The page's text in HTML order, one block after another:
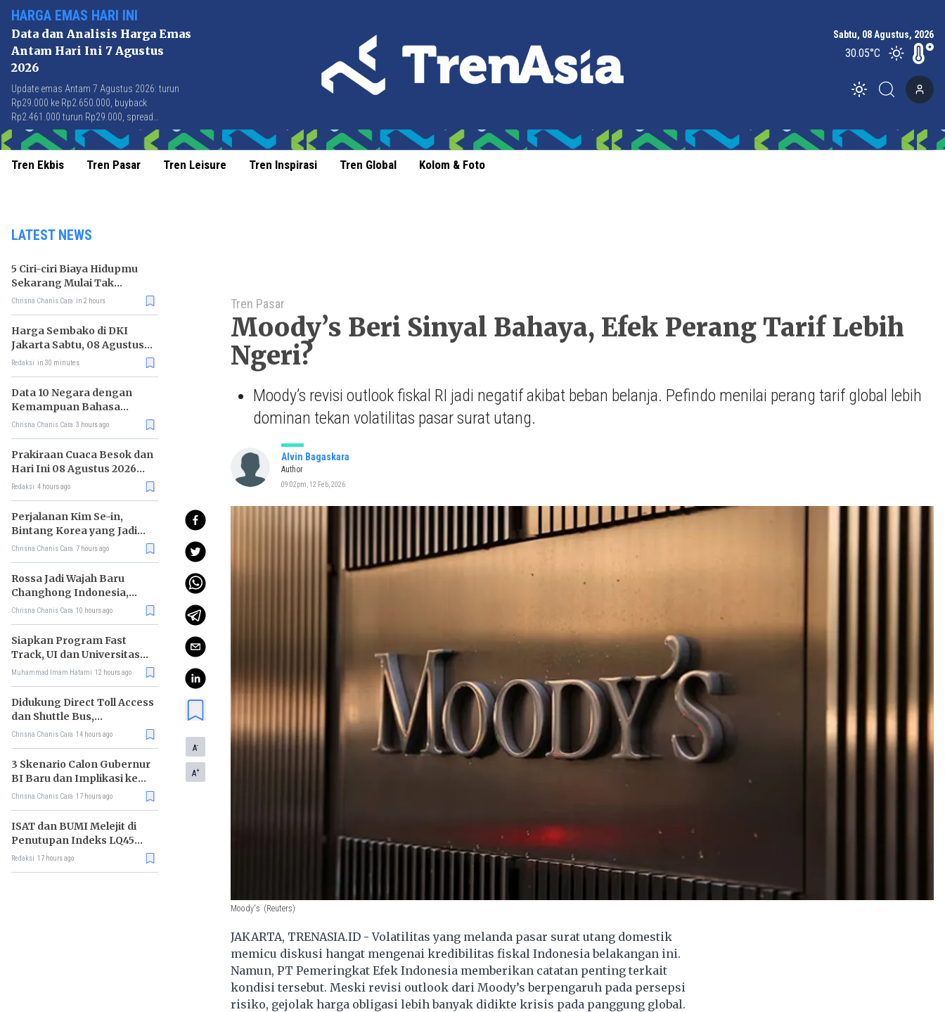
HARGA EMAS HARI INI
Data dan Analisis Harga Emas
Antam Hari Ini 7 Agustus
2026
Update emas Antam 7 Agustus 2026: turun
Rp29.000 ke Rp2.650.000, buyback
Rp2.461.000 turun Rp29.000, spread
Rp189.000 stabil di level terbaik sejak April
2026.
Sabtu, 08 Agustus, 2026
30.05°C
Toggle theme
Tren Ekbis Tren Pasar Tren Leisure Tren Inspirasi Tren Global Kolom & Foto
LATEST NEWS
5 Ciri-ciri Biaya Hidupmu
Sekarang Mulai Tak
Terkendali
Chrisna Chanis Cara in 2 hours
Harga Sembako di DKI
Jakarta Sabtu, 08 Agustus
2026, Daging Kambing
Redaksi in 30 minutes
Data 10 Negara dengan
Kemampuan Bahasa
Inggris Terbaik
Chrisna Chanis Cara 3 hours ago
Prakiraan Cuaca Besok dan
Hari Ini 08 Agustus 2026
untuk Wilayah DKI Jakarta
Redaksi 4 hours ago
Perjalanan Kim Se-in,
Bintang Korea yang Jadi
Kurir Makanan
Chrisna Chanis Cara 7 hours ago
Rossa Jadi Wajah Baru
Changhong Indonesia,
Garansi Produk Kini
Chrisna Chanis Cara 10 hours ago
Siapkan Program Fast
Track, UI dan Universitas
Agung Podomoro Jalin
Muhammad Imam Hatami 12 hours ago
Didukung Direct Toll Access
dan Shuttle Bus,
Paramount Petals Kian
Chrisna Chanis Cara 14 hours ago
3 Skenario Calon Gubernur
BI Baru dan Implikasi ke
Pasar
Chrisna Chanis Cara 17 hours ago
ISAT dan BUMI Melejit di
Penutupan Indeks LQ45
Hari Ini
Redaksi 17 hours ago
A-
A+
Tren Pasar
Moody’s Beri Sinyal Bahaya, Efek Perang Tarif Lebih
Ngeri?
Moody’s revisi outlook fiskal RI jadi negatif akibat beban belanja. Pefindo menilai perang tarif global lebih
dominan tekan volatilitas pasar surat utang.
Alvin Bagaskara
Author
09:02pm, 12 Feb, 2026
Moody's (Reuters)
JAKARTA, TRENASIA.ID- Volatilitas yang melanda pasar surat utang domestik
memicu diskusi hangat mengenai kredibilitas fiskal Indonesia belakangan ini.
Namun, PT Pemeringkat Efek Indonesia memberikan catatan penting terkait
kondisi tersebut. Meski revisi outlook dari Moody’s berpengaruh pada persepsi
risiko, gejolak harga obligasi lebih banyak didikte krisis pada panggung global.